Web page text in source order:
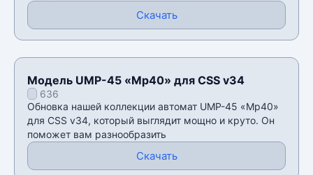
Скачать
Модель UMP-45 «Mp40» для CSS v34
636
Обновка нашей коллекции автомат UMP-45 «Mp40»
для CSS v34, который выглядит мощно и круто. Он
поможет вам разнообразить
Скачать